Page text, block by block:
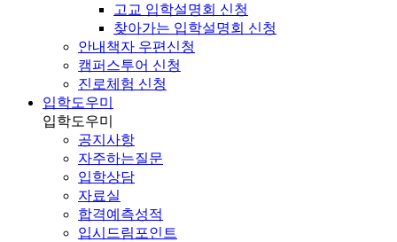
고교 입학설명회 신청
찾아가는 입학설명회 신청
안내책자 우편신청
캠퍼스투어 신청
진로체험 신청
입학도우미
입학도우미
공지사항
자주하는질문
입학상담
자료실
합격예측성적
입시드림포인트